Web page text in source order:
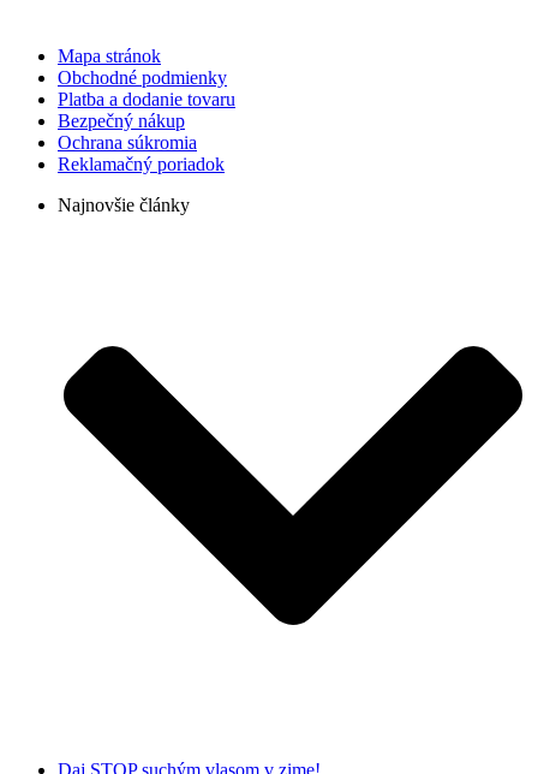
Mapa stránok
Obchodné podmienky
Platba a dodanie tovaru
Bezpečný nákup
Ochrana súkromia
Reklamačný poriadok
Najnovšie články
Daj STOP suchým vlasom v zime!